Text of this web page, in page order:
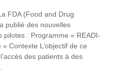
FDA (Food and Drug
publié des nouvelles
: Programme « READI-
Contexte L’objectif de ce
des patients à des